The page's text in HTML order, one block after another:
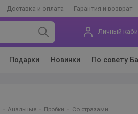
Доставка и оплата Гарантия и возврат
Личный
Подарки Новинки По совету
Анальные Пробки Со стразами